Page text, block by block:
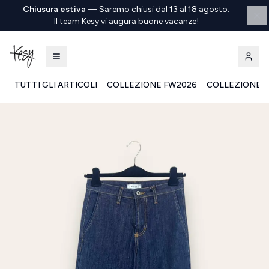
Chiusura estiva —Saremo chiusi dal 13 al 18 agosto.
Il team Kesy vi augura buone vacanze!
TUTTI GLI ARTICOLI COLLEZIONE FW2026 COLLEZIONE